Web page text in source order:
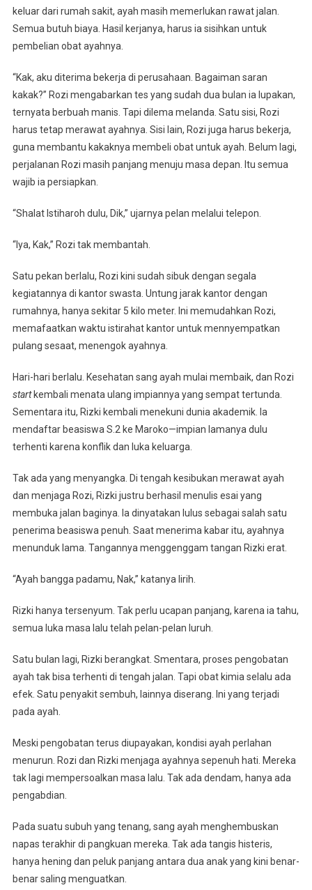
keluar dari rumah sakit, ayah masih memerlukan rawat jalan.
Semua butuh biaya. Hasil kerjanya, harus ia sisihkan untuk
pembelian obat ayahnya.
“Kak, aku diterima bekerja di perusahaan. Bagaiman saran
kakak?” Rozi mengabarkan tes yang sudah dua bulan ia lupakan,
ternyata berbuah manis. Tapi dilema melanda. Satu sisi, Rozi
harus tetap merawat ayahnya. Sisi lain, Rozi juga harus bekerja,
guna membantu kakaknya membeli obat untuk ayah. Belum lagi,
perjalanan Rozi masih panjang menuju masa depan. Itu semua
wajib ia persiapkan.
“Shalat Istiharoh dulu, Dik,” ujarnya pelan melalui telepon.
“Iya, Kak,” Rozi tak membantah.
Satu pekan berlalu, Rozi kini sudah sibuk dengan segala
kegiatannya di kantor swasta. Untung jarak kantor dengan
rumahnya, hanya sekitar 5 kilo meter. Ini memudahkan Rozi,
memafaatkan waktu istirahat kantor untuk mennyempatkan
pulang sesaat, menengok ayahnya.
Hari-hari berlalu. Kesehatan sang ayah mulai membaik, dan Rozi
startkembali menata ulang impiannya yang sempat tertunda.
Sementara itu, Rizki kembali menekuni dunia akademik. Ia
mendaftar beasiswa S.2 ke Maroko—impian lamanya dulu
terhenti karena konflik dan luka keluarga.
Tak ada yang menyangka. Di tengah kesibukan merawat ayah
dan menjaga Rozi, Rizki justru berhasil menulis esai yang
membuka jalan baginya. Ia dinyatakan lulus sebagai salah satu
penerima beasiswa penuh. Saat menerima kabar itu, ayahnya
menunduk lama. Tangannya menggenggam tangan Rizki erat.
“Ayah bangga padamu, Nak,” katanya lirih.
Rizki hanya tersenyum. Tak perlu ucapan panjang, karena ia tahu,
semua luka masa lalu telah pelan-pelan luruh.
Satu bulan lagi, Rizki berangkat. Smentara, proses pengobatan
ayah tak bisa terhenti di tengah jalan. Tapi obat kimia selalu ada
efek. Satu penyakit sembuh, lainnya diserang. Ini yang terjadi
pada ayah.
Meski pengobatan terus diupayakan, kondisi ayah perlahan
menurun. Rozi dan Rizki menjaga ayahnya sepenuh hati. Mereka
tak lagi mempersoalkan masa lalu. Tak ada dendam, hanya ada
pengabdian.
Pada suatu subuh yang tenang, sang ayah menghembuskan
napas terakhir di pangkuan mereka. Tak ada tangis histeris,
hanya hening dan peluk panjang antara dua anak yang kini benar-
benar saling menguatkan.